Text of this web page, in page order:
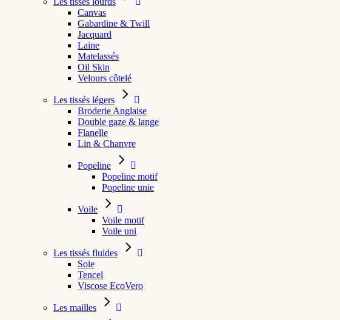
Canvas
Gabardine & Twill
Jacquard
Laine
Matelassés
Oil Skin
Velours côtelé
Les tissés légers
Broderie Anglaise
Double gaze & lange
Flanelle
Lin & Chanvre
Popeline
Popeline motif
Popeline unie
Voile
Voile motif
Voile uni
Les tissés fluides
Soie
Tencel
Viscose EcoVero
Les mailles